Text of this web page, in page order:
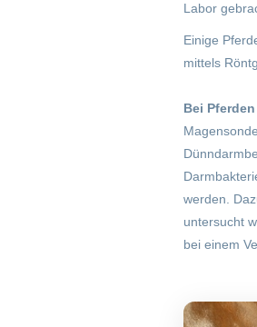
Labor
Einige
mittels
Bei
werden.
untersucht
bei einem